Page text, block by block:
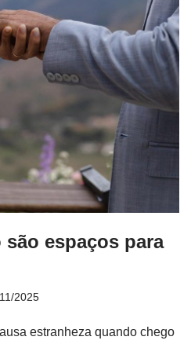
são espaços para
2025
estranheza quando chego